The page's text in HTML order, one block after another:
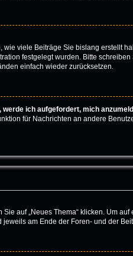
viele Beiträge Sie bislang erstellt
festgelegt wurden. Bitte
einfach wieder zurücksetzen.
ich aufgefordert, mich
für Nachrichten an andere
auf „Neues Thema“ klicken. Um
am Ende der Foren- und der